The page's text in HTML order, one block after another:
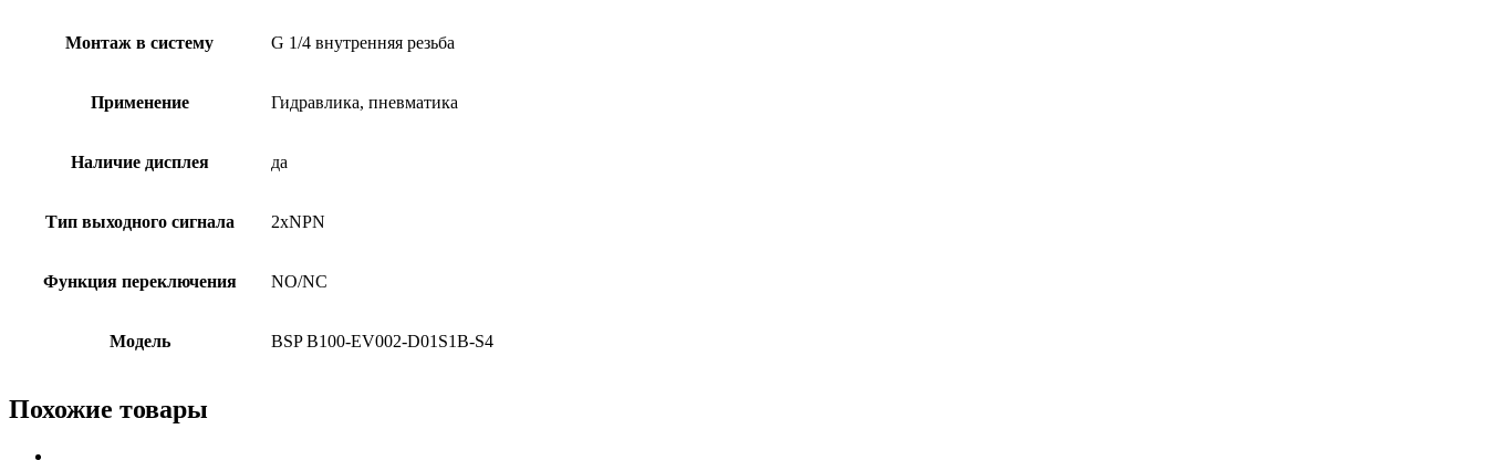
Монтаж в систему G 1/4 внутренняя резьба
Применение Гидравлика, пневматика
Наличие дисплея да
Тип выходного сигнала 2xNPN
Функция переключения NO/NC
Модель BSP B100-EV002-D01S1B-S4
Похожие товары